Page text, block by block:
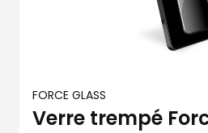
FORCE GLASS
Verre trempé